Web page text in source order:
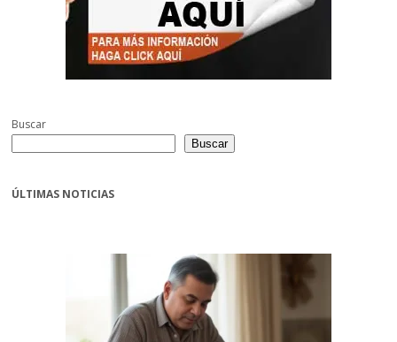
Buscar
Buscar
ÚLTIMAS NOTICIAS